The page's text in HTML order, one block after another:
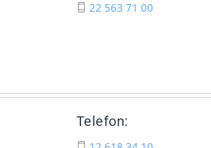
22 563 71 00
Telefon: